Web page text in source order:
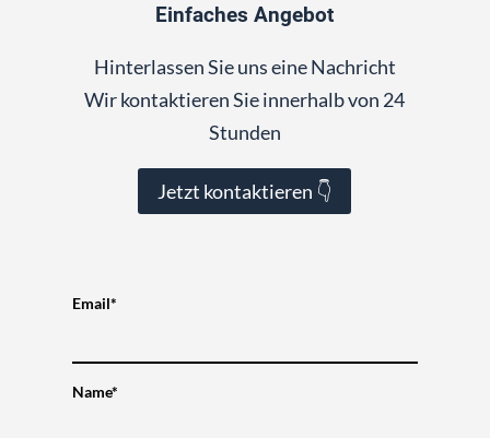
Einfaches Angebot
Hinterlassen Sie uns eine Nachricht
Wir kontaktieren Sie innerhalb von 24
Stunden
Jetzt kontaktieren 👇
Email*
Name*